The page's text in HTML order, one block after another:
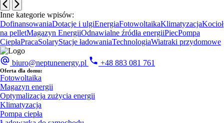
Inne kategorie wpisów:
DofinansowaniaDotacje i ulgiEnergiaFotowoltaikaKlimatyzacjaKocioł
na pelletMagazyn EnergiiOdnawialne źródła energiiPiecPompa
CiepłaPracaSolaryStacje ładowaniaTechnologiaWiatraki przydomowe
biuro@neptunenergy.pl +48 883 081 761
Oferta dla domu:
Fotowoltaika
Magazyn energii
Optymalizacja zużycia energii
Klimatyzacja
Pompa ciepła